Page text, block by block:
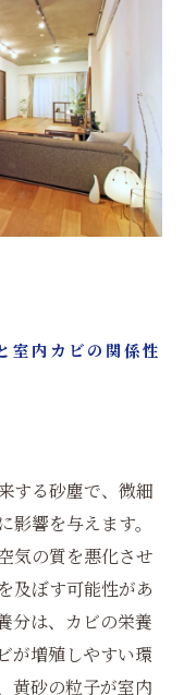
室内カビの関係性
する砂塵で、微細
響を与えます。
気の質を悪化させ
及ぼす可能性があ
分は、カビの栄養
が増殖しやすい環
黄砂の粒子が室内